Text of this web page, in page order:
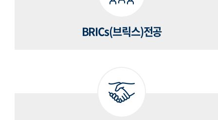
BRICs(브릭스)전공